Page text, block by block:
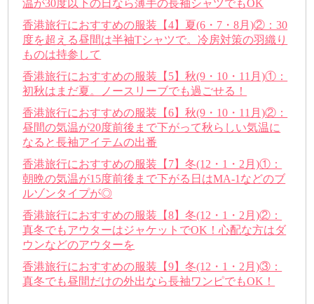
温が30度以下の日なら薄手の長袖シャツでもOK
香港旅行におすすめの服装【4】夏(6・7・8月)②：30
度を超える昼間は半袖Tシャツで。冷房対策の羽織り
ものは持参して
香港旅行におすすめの服装【5】秋(9・10・11月)①：
初秋はまだ夏。ノースリーブでも過ごせる！
香港旅行におすすめの服装【6】秋(9・10・11月)②：
昼間の気温が20度前後まで下がって秋らしい気温に
なると長袖アイテムの出番
香港旅行におすすめの服装【7】冬(12・1・2月)①：
朝晩の気温が15度前後まで下がる日はMA-1などのブ
ルゾンタイプが◎
香港旅行におすすめの服装【8】冬(12・1・2月)②：
真冬でもアウターはジャケットでOK！心配な方はダ
ウンなどのアウターを
香港旅行におすすめの服装【9】冬(12・1・2月)③：
真冬でも昼間だけの外出なら長袖ワンピでもOK！